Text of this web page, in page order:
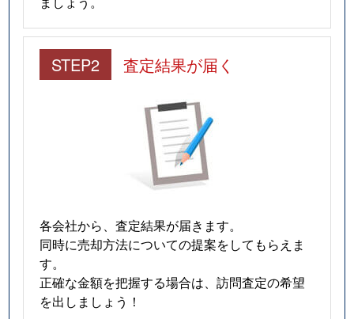
STEP2 査定結果が届く
各会社から、査定結果が届きます。
同時に売却方法についての提案をしてもらえま
す。
正確な金額を把握する場合は、訪問査定の希望
を出しましょう！